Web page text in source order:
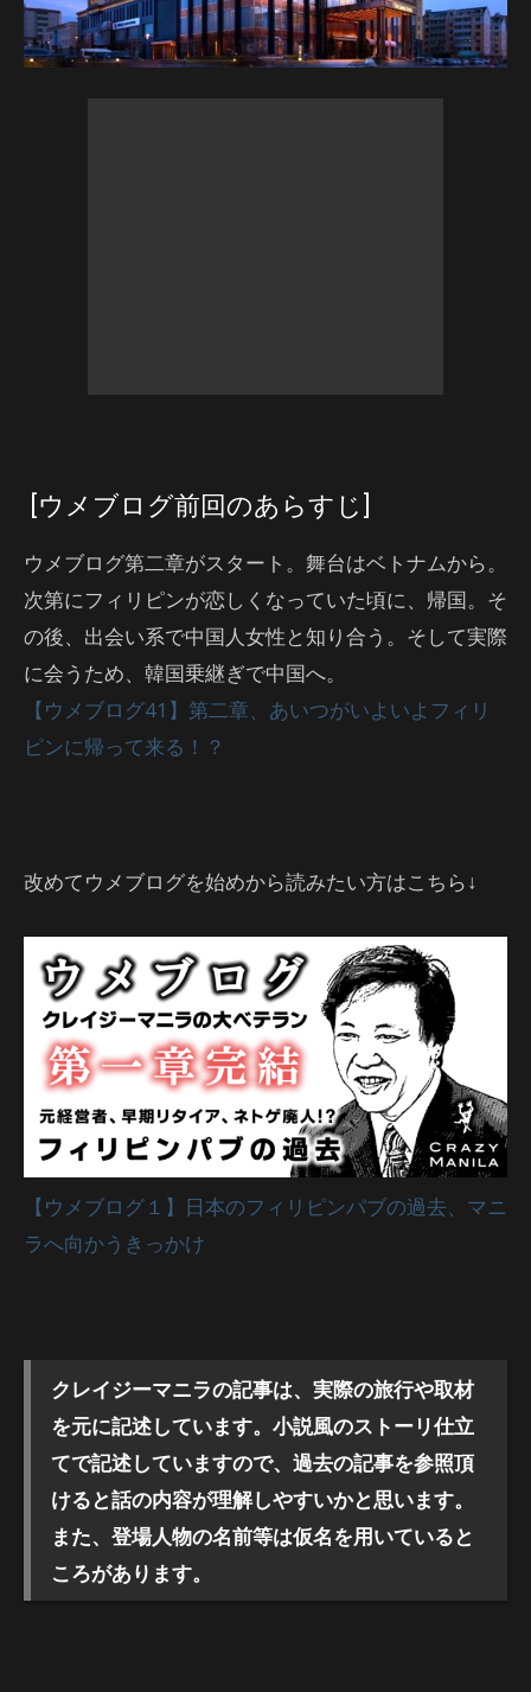
[ウメブログ前回のあらすじ]
ウメブログ第二章がスタート。舞台はベトナムから。
次第にフィリピンが恋しくなっていた頃に、帰国。そ
の後、出会い系で中国人女性と知り合う。そして実際
に会うため、韓国乗継ぎで中国へ。
【ウメブログ41】第二章、あいつがいよいよフィリ
ピンに帰って来る！？
改めてウメブログを始めから読みたい方はこちら↓
【ウメブログ１】日本のフィリピンパブの過去、マニ
ラへ向かうきっかけ
クレイジーマニラの記事は、実際の旅行や取材
を元に記述しています。小説風のストーリ仕立
てで記述していますので、過去の記事を参照頂
けると話の内容が理解しやすいかと思います。
また、登場人物の名前等は仮名を用いていると
ころがあります。